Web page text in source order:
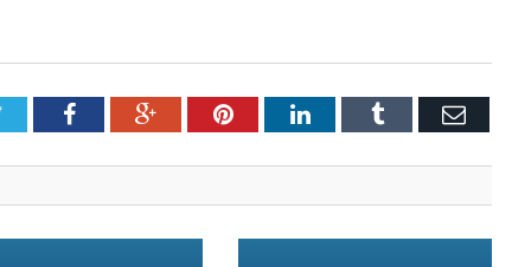
TwitterFacebookGoogle+PinterestLinkedInTumblr Email